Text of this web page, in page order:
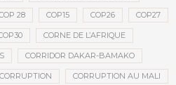
28 COP15 COP26 COP27
CORNE DE L’AFRIQUE
CORRIDOR DAKAR-BAMAKO
CORRUPTION CORRUPTION AU MALI